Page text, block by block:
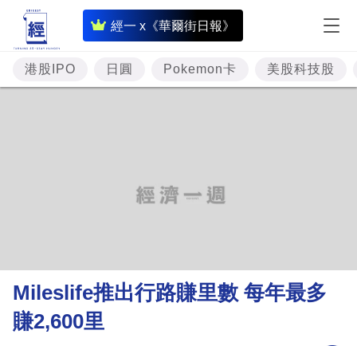
經一 x《華爾街日報》
即
時
財
經
理
財
商
港股IPO 日圓 Pokemon卡 美股科技股
Mileslife推出行路賺里數 每年最多
賺2,600里